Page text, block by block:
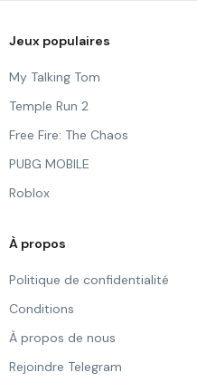
Jeux populaires
My Talking Tom
Temple Run 2
Free Fire: The Chaos
PUBG MOBILE
Roblox
À propos
Politique de confidentialité
Conditions
À propos de nous
Rejoindre Telegram